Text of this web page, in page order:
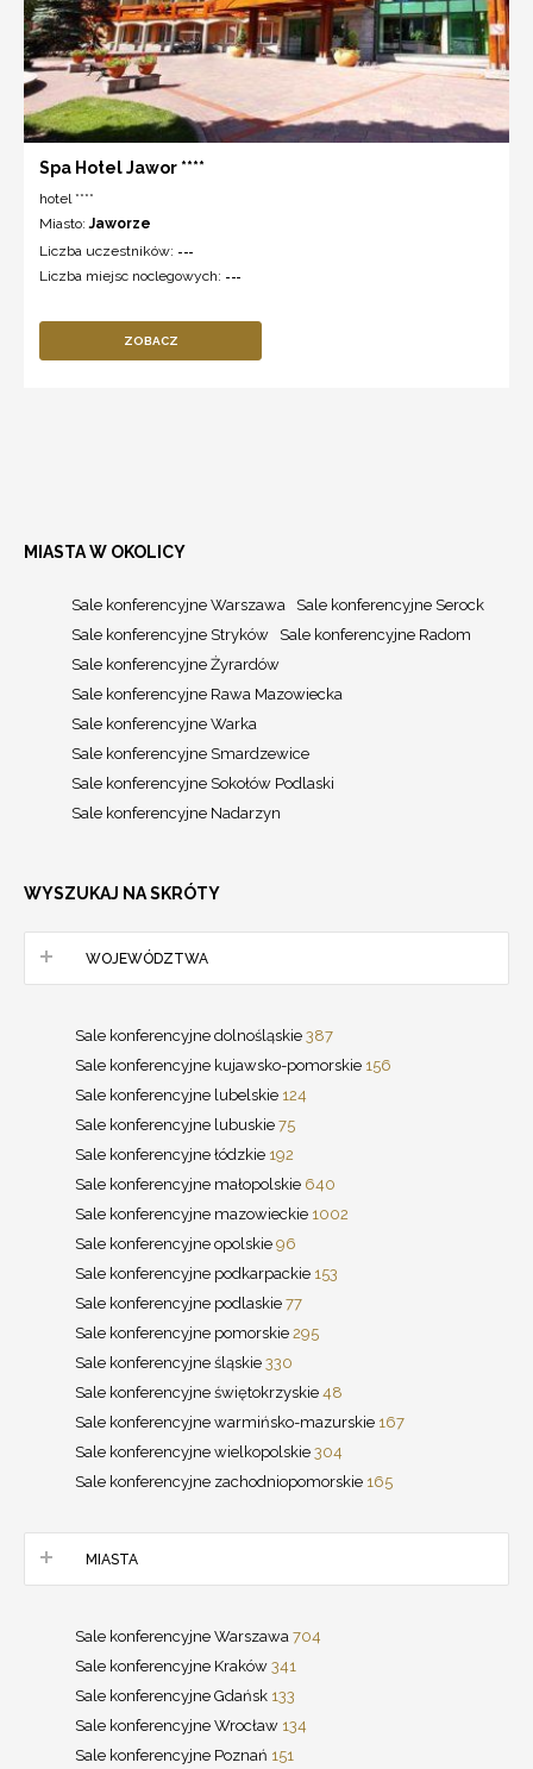
Spa Hotel Jawor ****
hotel ****
Miasto:Jaworze
Liczba uczestników: ---
Liczba miejsc noclegowych: ---
ZOBACZ
MIASTA W OKOLICY
Sale konferencyjne Warszawa
Sale konferencyjne Serock
Sale konferencyjne Stryków
Sale konferencyjne Radom
Sale konferencyjne Żyrardów
Sale konferencyjne Rawa Mazowiecka
Sale konferencyjne Warka
Sale konferencyjne Smardzewice
Sale konferencyjne Sokołów Podlaski
Sale konferencyjne Nadarzyn
WYSZUKAJ NA SKRÓTY
WOJEWÓDZTWA
Sale konferencyjne dolnośląskie 387
Sale konferencyjne kujawsko-pomorskie 156
Sale konferencyjne lubelskie 124
Sale konferencyjne lubuskie 75
Sale konferencyjne łódzkie 192
Sale konferencyjne małopolskie 640
Sale konferencyjne mazowieckie 1002
Sale konferencyjne opolskie 96
Sale konferencyjne podkarpackie 153
Sale konferencyjne podlaskie 77
Sale konferencyjne pomorskie 295
Sale konferencyjne śląskie 330
Sale konferencyjne świętokrzyskie 48
Sale konferencyjne warmińsko-mazurskie 167
Sale konferencyjne wielkopolskie 304
Sale konferencyjne zachodniopomorskie 165
MIASTA
Sale konferencyjne Warszawa 704
Sale konferencyjne Kraków 341
Sale konferencyjne Gdańsk 133
Sale konferencyjne Wrocław 134
Sale konferencyjne Poznań 151